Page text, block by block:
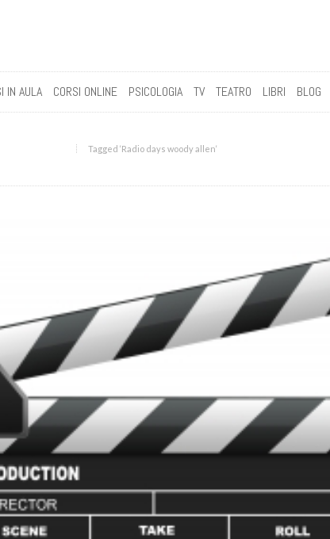
IN AULA CORSI ONLINE PSICOLOGIA TV TEATRO LIBRI BLOG
Tagged ‘Radio days woody allen‘